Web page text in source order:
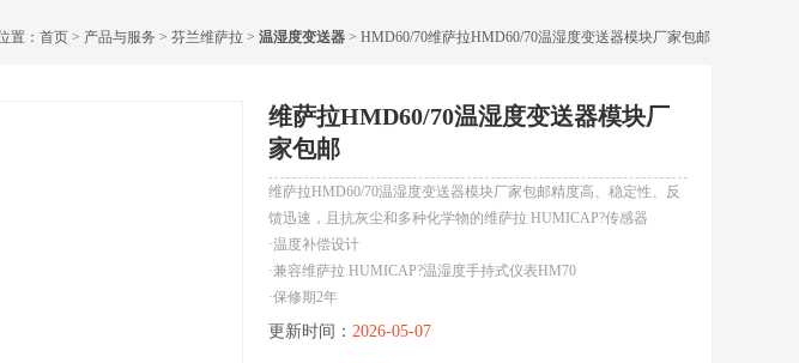
置： 首页 > 产品与服务 > 芬兰维萨拉 > 温湿度变送器 > HMD60/70维萨拉HMD60/70温湿度变送器模块厂家包邮
维萨拉HMD60/70温湿度变送器模块厂
家包邮
维萨拉HMD60/70温湿度变送器模块厂家包邮精度高、稳定性、反
馈迅速，且抗灰尘和多种化学物的维萨拉 HUMICAP?传感器
·温度补偿设计
·兼容维萨拉 HUMICAP?温湿度手持式仪表HM70
·保修期2年
更新时间： 2026-05-07